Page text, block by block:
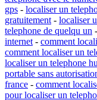
gps - localiser un
gratuitement - localiser
telephone de quelqu un -
internet - comment
comment localiser un
localiser un telephone
portable sans
france - comment
pour localiser un